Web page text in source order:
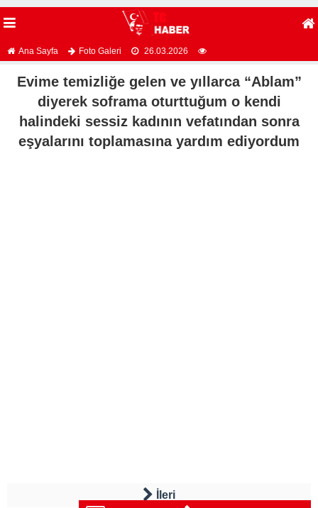
Ana Sayfa Foto Galeri 26.03.2026
Evime temizliğe gelen ve yıllarca “Ablam”
diyerek soframa oturttuğum o kendi
halindeki sessiz kadının vefatından sonra
eşyalarını toplamasına yardım ediyordum
İleri